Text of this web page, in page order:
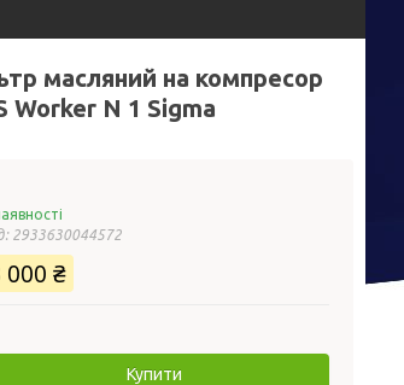
масляний на компресор
Worker N 1 Sigma
2933630044572
000 ₴
Купити